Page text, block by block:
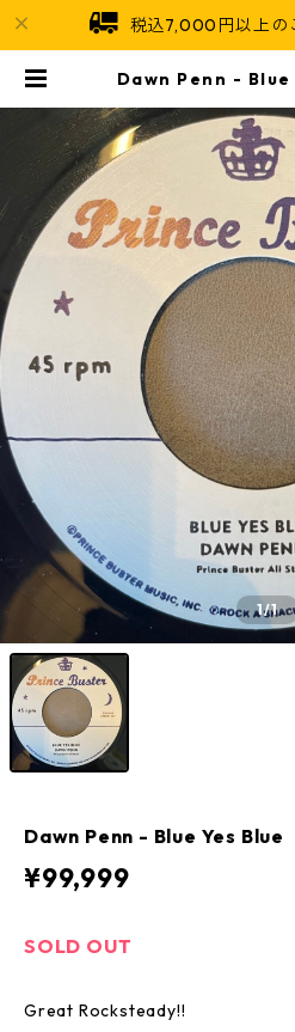
税込7,000円以上の
Dawn Penn - Blue
1/1
Dawn Penn - Blue Yes Blue
¥99,999
SOLD OUT
Great Rocksteady!!